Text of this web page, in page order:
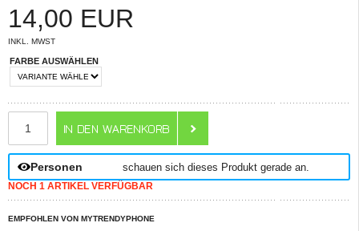
14,00 EUR
INKL. MWST
FARBE AUSWÄHLEN
Personen schauen sich dieses Produkt gerade an.
NOCH 1 ARTIKEL VERFÜGBAR
EMPFOHLEN VON MYTRENDYPHONE